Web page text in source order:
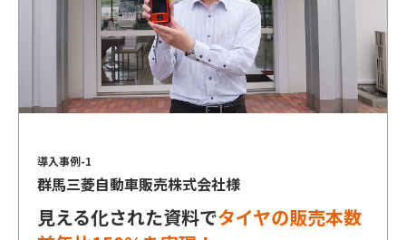
導入事例-1
群馬三菱自動車販売株式会社様
見える化された資料でタイヤの販売本数